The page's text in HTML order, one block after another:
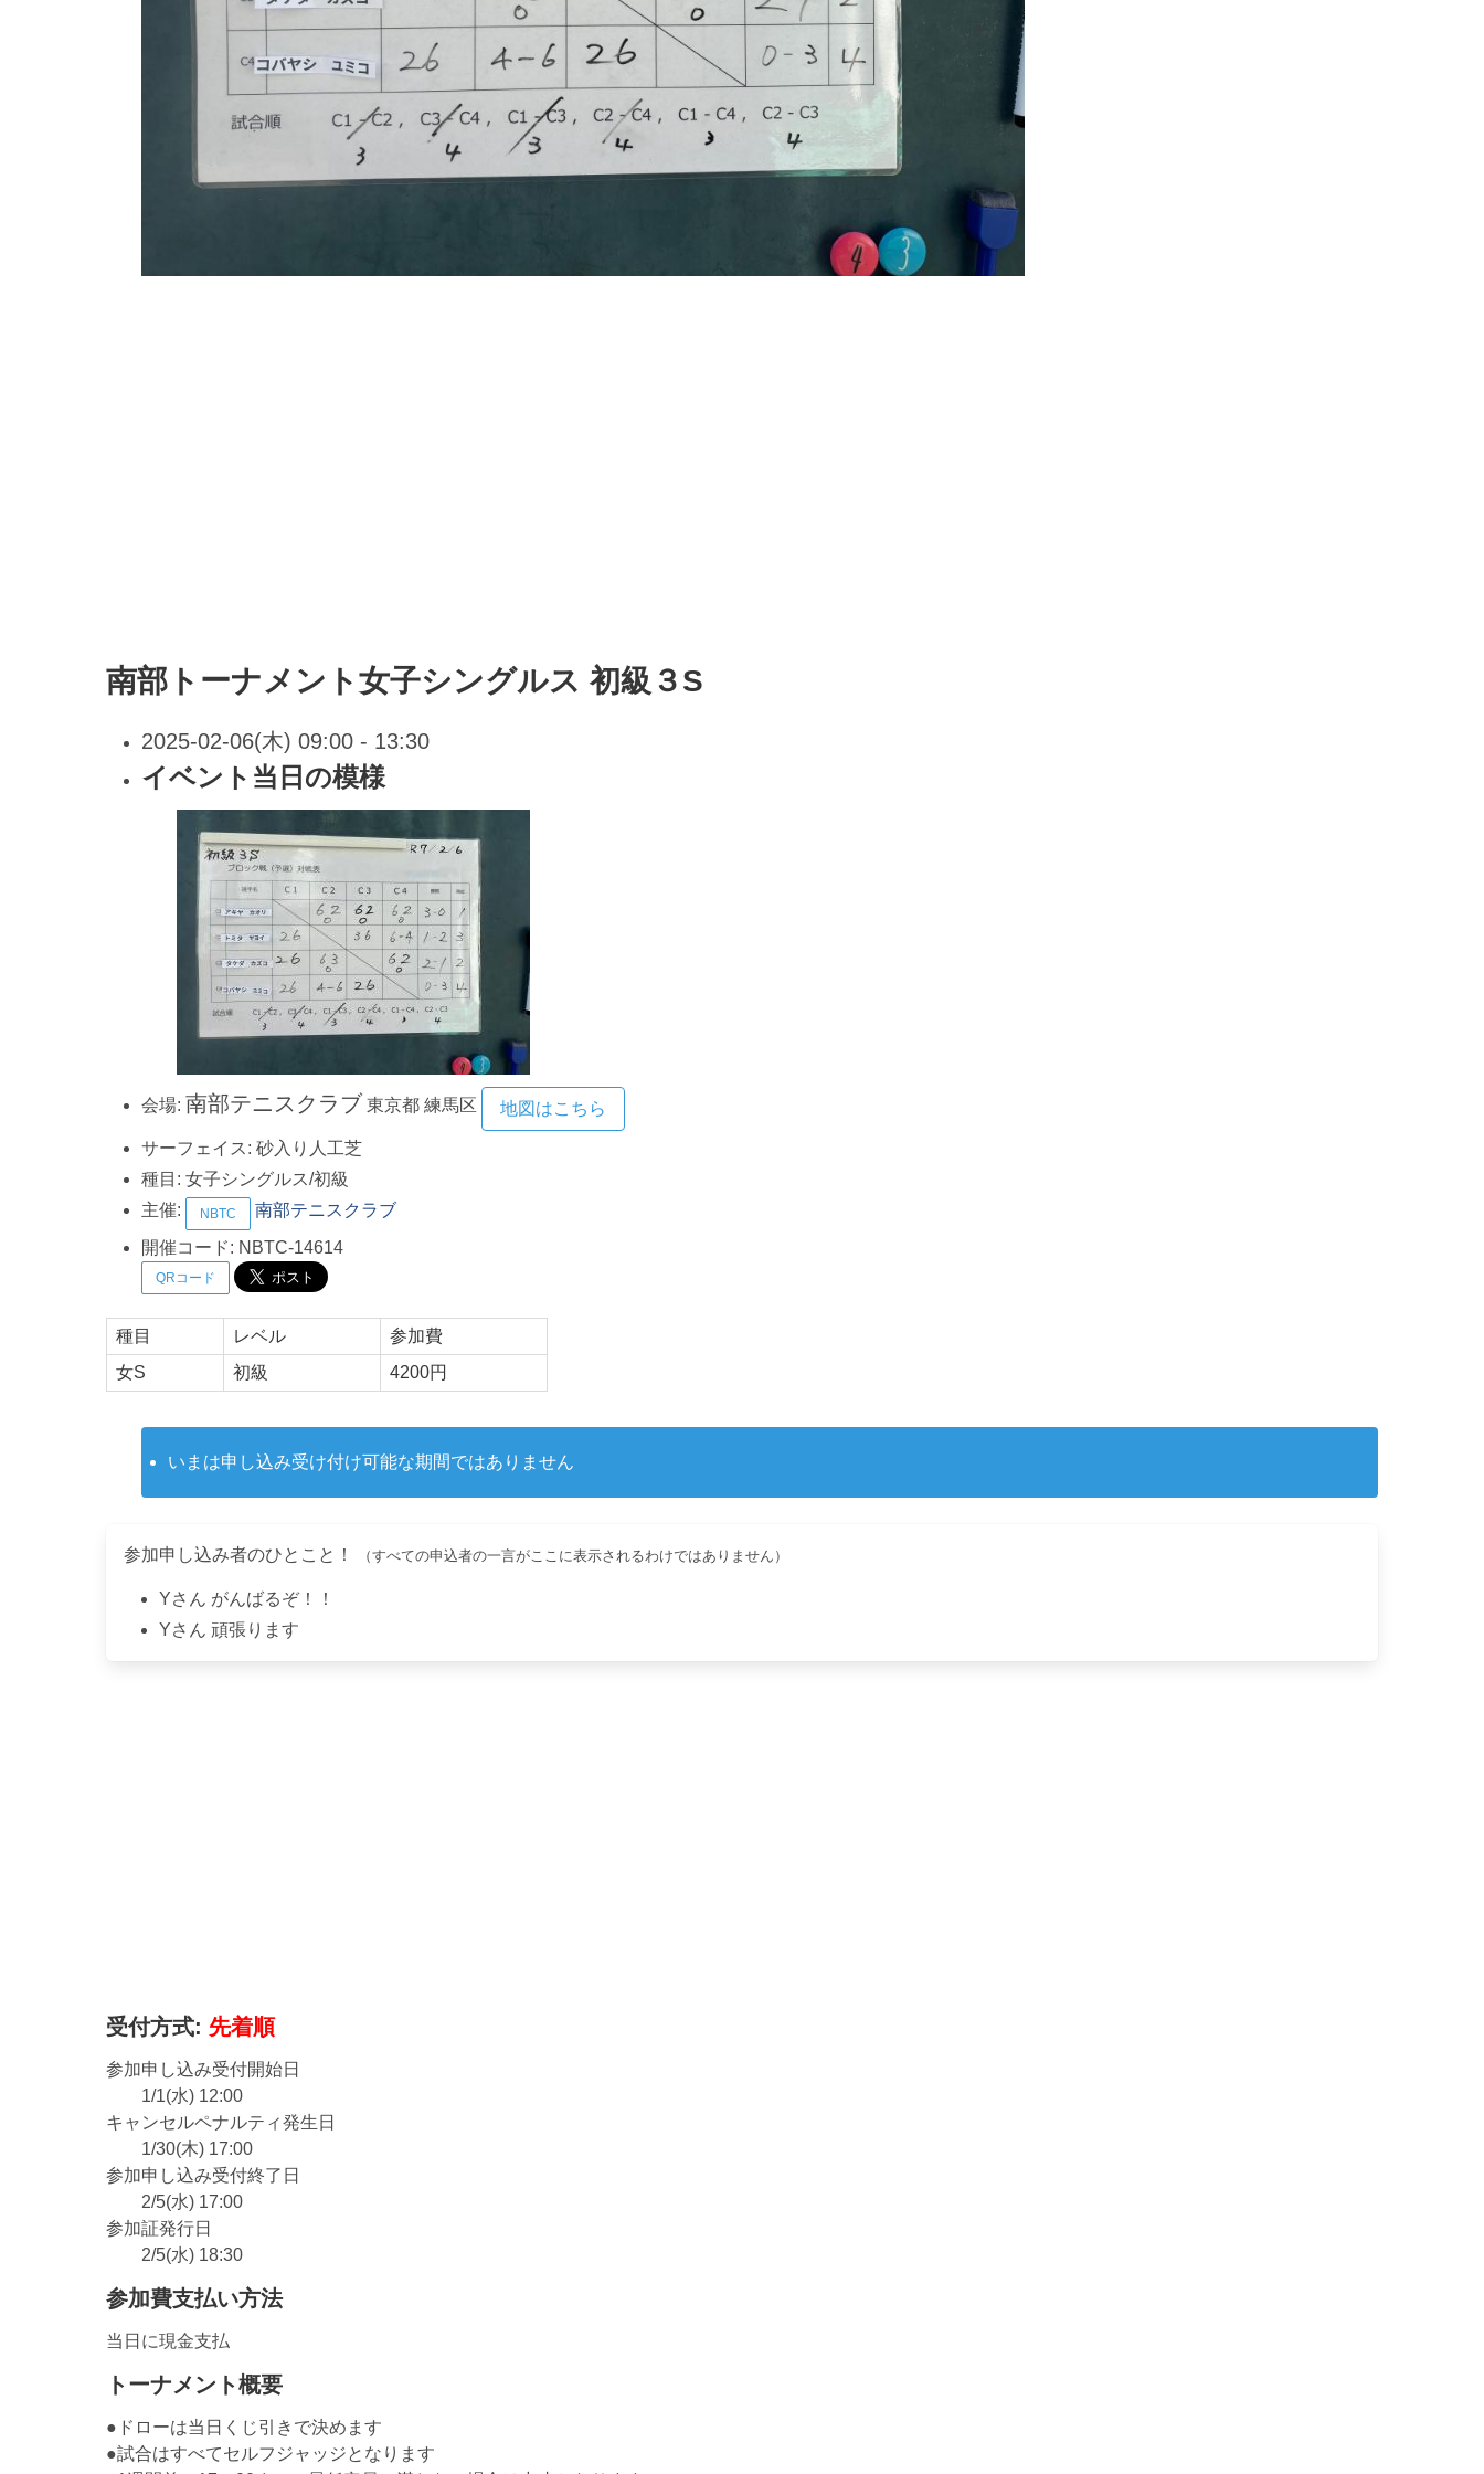
南部トーナメント女子シングルス 初級３S
2025-02-06(木) 09:00 - 13:30
イベント当日の模様
会場: 南部テニスクラブ 東京都 練馬区 地図はこちら
サーフェイス: 砂入り人工芝
種目: 女子シングルス/初級
主催:
NBTC
南部テニスクラブ
開催コード: NBTC-14614
QRコード
種目 レベル
参加費
女S
初級 4200円
いまは申し込み受け付け可能な期間ではありません
参加申し込み者のひとこと！ （すべての申込者の一言がここに表示されるわけではありません）
Yさん がんばるぞ！！
Yさん 頑張ります
受付方式: 先着順
参加申し込み受付開始日
1/1(水) 12:00
キャンセルペナルティ発生日
1/30(木) 17:00
参加申し込み受付終了日
2/5(水) 17:00
参加証発行日
2/5(水) 18:30
参加費支払い方法
当日に現金支払
トーナメント概要
●ドローは当日くじ引きで決めます
●試合はすべてセルフジャッジとなります